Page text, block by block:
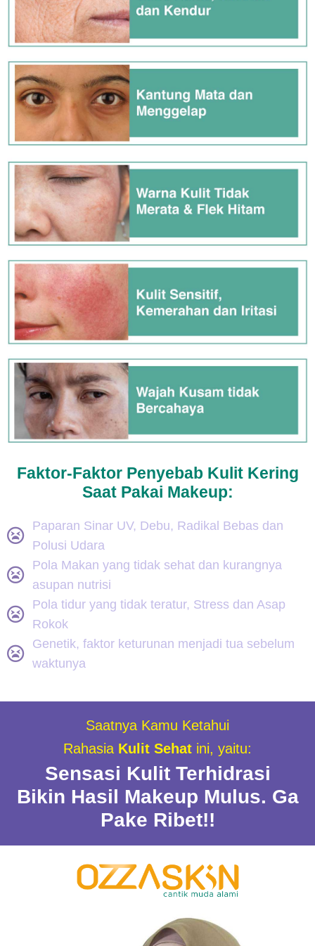
Faktor-Faktor Penyebab Kulit Kering
Saat Pakai Makeup:
Paparan Sinar UV, Debu, Radikal Bebas dan
Polusi Udara
Pola Makan yang tidak sehat dan kurangnya
asupan nutrisi
Pola tidur yang tidak teratur, Stress dan Asap
Rokok
Genetik, faktor keturunan menjadi tua sebelum
waktunya
Saatnya Kamu Ketahui
Rahasia Kulit Sehat ini, yaitu:
Sensasi Kulit Terhidrasi
Bikin Hasil Makeup Mulus. Ga
Pake Ribet!!